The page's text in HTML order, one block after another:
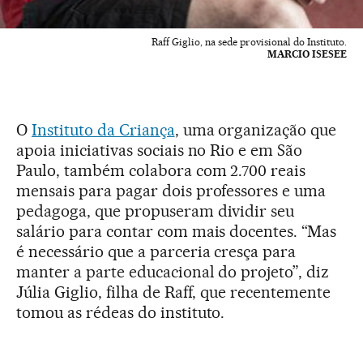
Raff Giglio, na sede provisional do Instituto.
MARCIO ISESEE
O Instituto da Criança, uma organização que
apoia iniciativas sociais no Rio e em São
Paulo, também colabora com 2.700 reais
mensais para pagar dois professores e uma
pedagoga, que propuseram dividir seu
salário para contar com mais docentes. “Mas
é necessário que a parceria cresça para
manter a parte educacional do projeto”, diz
Júlia Giglio, filha de Raff, que recentemente
tomou as rédeas do instituto.